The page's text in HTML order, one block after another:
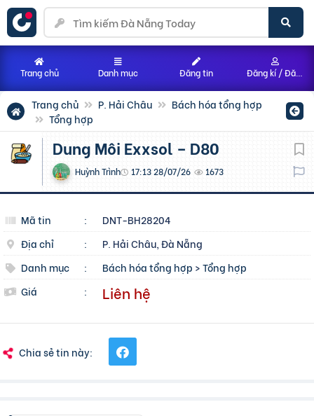
Trang chủ P. Hải Châu
Bách hóa tổng hợp
Tổng hợp
Dung Môi Exxsol – D80
Huỳnh Trình 17:13 28/07/26 1673
Mã tin :
DNT-BH28204
Địa chỉ
:
P. Hải Châu, Đà Nẵng
Danh mục
: Bách hóa tổng hợp >Tổng hợp
Giá
: Liên hệ
Chia sẻ tin này:
Trang chủ Danh mục Đăng tin